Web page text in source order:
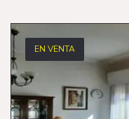
EN VENTA